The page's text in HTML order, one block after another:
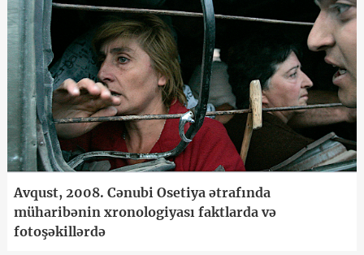
Avqust, 2008. Cənubi Osetiya ətrafında
müharibənin xronologiyası faktlarda və
fotoşəkillərdə